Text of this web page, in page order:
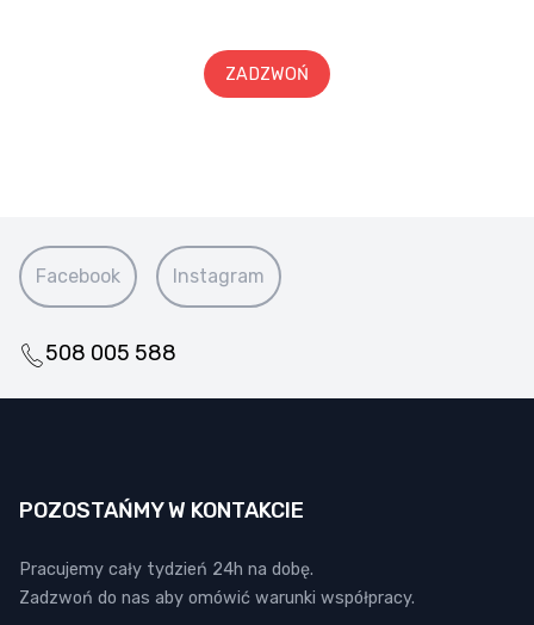
ZADZWOŃ
Facebook Instagram
508 005 588
POZOSTAŃMY W KONTAKCIE
Pracujemy cały tydzień 24h na dobę.
Zadzwoń do nas aby omówić warunki współpracy.